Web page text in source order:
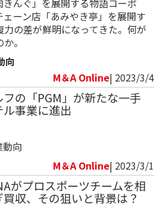
んぐ」を展開する物語コーポ
ーン店「あみやき亭」を展開す
の差が鮮明になってきた。何が
。
向
M＆A Online| 2023/3/4
フの「PGM」が新たな一手
ル事業に進出
向
M＆A Online| 2023/3/1
がプロスポーツチームを相
買収、その狙いと背景は？